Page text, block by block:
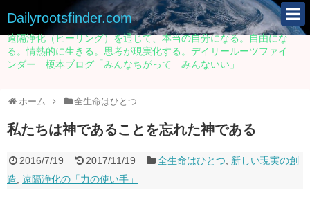
Dailyrootsfinder.com
遠隔浄化（ヒーリング）を通じて、本当の自分になる。自由にな
る。情熱的に生きる。思考が現実化する。デイリールーツファイ
ンダー 榎本ブログ「みんなちがって みんないい」
ホーム 全生命はひとつ
私たちは神であることを忘れた神である
2016/7/19 2017/11/19 全生命はひとつ
新しい現実の創
造 遠隔浄化の「力の使い手」